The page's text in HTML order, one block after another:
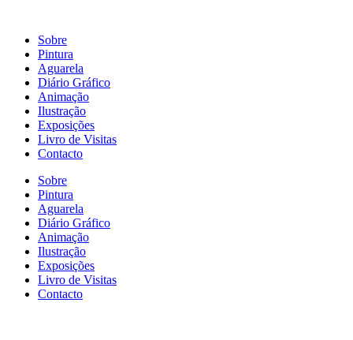
Sobre
Pintura
Aguarela
Diário Gráfico
Animação
Ilustração
Exposições
Livro de Visitas
Contacto
Sobre
Pintura
Aguarela
Diário Gráfico
Animação
Ilustração
Exposições
Livro de Visitas
Contacto